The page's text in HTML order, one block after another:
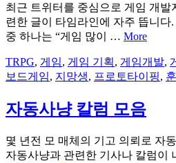
최근 트위터를 중심으로 게임 개
련한 글이 타임라인에 자주 뜹니다
중 하나는 “게임 많이 … More
TRPG, 게임, 게임 기획, 게임개발,
보드게임, 지망생, 프로토타이핑,
자동사냥 칼럼 모음
몇 년전 모 매체의 기고 의뢰로 자
자동사냥과 관련한 기사나 칼럼이